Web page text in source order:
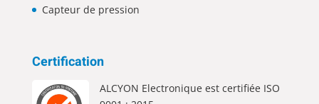
Capteur de pression
Certification
ALCYON Electronique est certifiée ISO